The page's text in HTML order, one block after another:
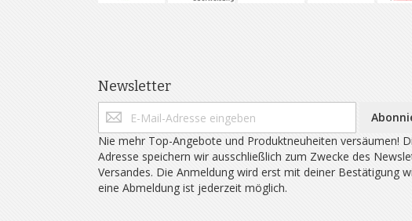
Newsletter
Nie mehr Top-Angebote und Produktneuheiten versäumen!
Adresse speichern wir ausschließlich zum Zwecke des
Versandes. Die Anmeldung wird erst mit deiner Bestätigung
eine Abmeldung ist jederzeit möglich.